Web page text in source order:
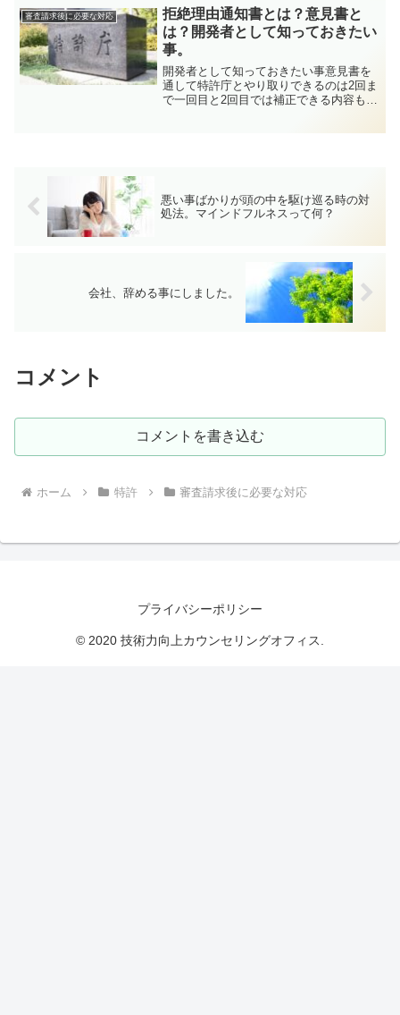
ことが出来ます。分割して行きますので
元の原出願にいくつかの...
審査請求後に必要な対応
拒絶理由通知書とは？意見書と
は？開発者として知っておきたい
事。
開発者として知っておきたい事意見書を
通して特許庁とやり取りできるのは2回ま
で一回目と2回目では補正できる内容も違
悪い事ばかりが頭の中を駆け巡る時の対
処法。マインドフルネスって何？
会社、辞める事にしました。
コメント
コメントを書き込む
ホーム 特許 審査請求後に必要な対応
プライバシーポリシー
© 2020 技術力向上カウンセリングオフィス.